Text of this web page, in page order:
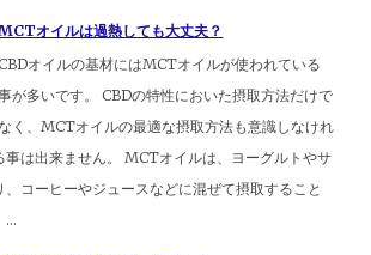
オイルは過熱しても大丈夫？
オイルの基材にはMCTオイルが使われている
が多いです。 CBDの特性においた摂取方法だけで
なく、MCTオイルの最適な摂取方法も意識しなけれ
事は出来ません。 MCTオイルは、ヨーグルトやサ
、コーヒーやジュースなどに混ぜて摂取すること
...